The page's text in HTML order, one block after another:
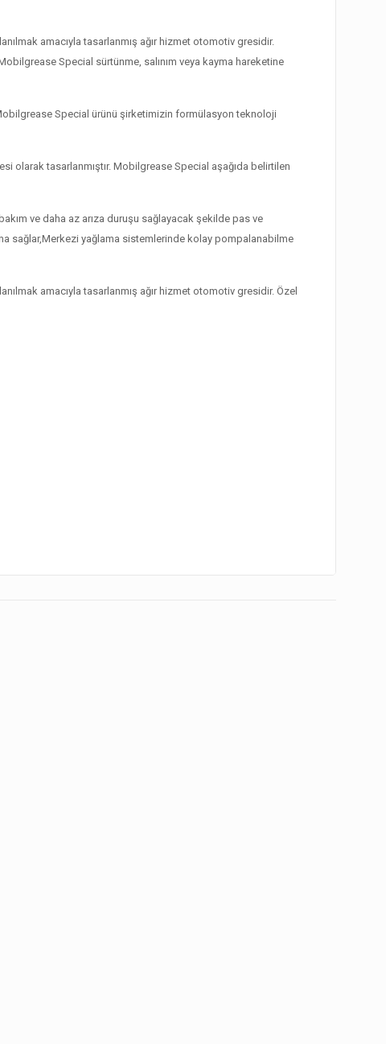
amacıyla tasarlanmış ağır hizmet otomotiv gresidir.
Special sürtünme, salınım veya kayma hareketine
Special ürünü şirketimizin formülasyon teknoloji
olarak tasarlanmıştır. Mobilgrease Special aşağıda belirtilen
ve daha az arıza duruşu sağlayacak şekilde pas ve
sağlar,Merkezi yağlama sistemlerinde kolay pompalanabilme
amacıyla tasarlanmış ağır hizmet otomotiv gresidir. Özel